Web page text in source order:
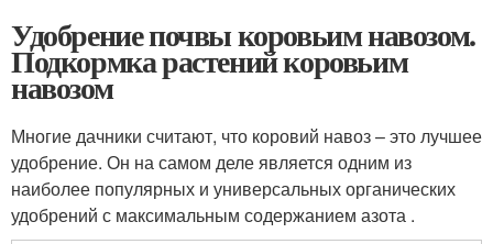
Удобрение почвы коровьим навозом.
Подкормка растений коровьим
навозом
Многие дачники считают, что коровий навоз – это лучшее
удобрение. Он на самом деле является одним из
наиболее популярных и универсальных органических
удобрений с максимальным содержанием азота .